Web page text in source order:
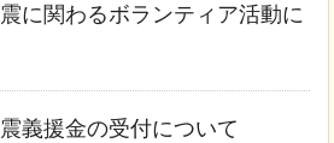
に関わるボランティア活動に
義援金の受付について